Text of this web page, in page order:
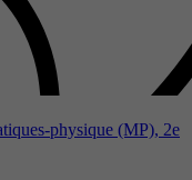
physique (MP), 2e